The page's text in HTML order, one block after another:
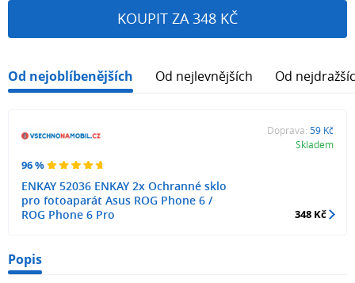
KOUPIT ZA 348 KČ
Od nejoblíbenějších Od nejlevnějších Od
96 %
ENKAY 52036 ENKAY 2x Ochranné sklo
pro fotoaparát Asus ROG Phone 6 /
ROG Phone 6 Pro
Doprava: 59 Kč
Skladem
348 Kč
Popis